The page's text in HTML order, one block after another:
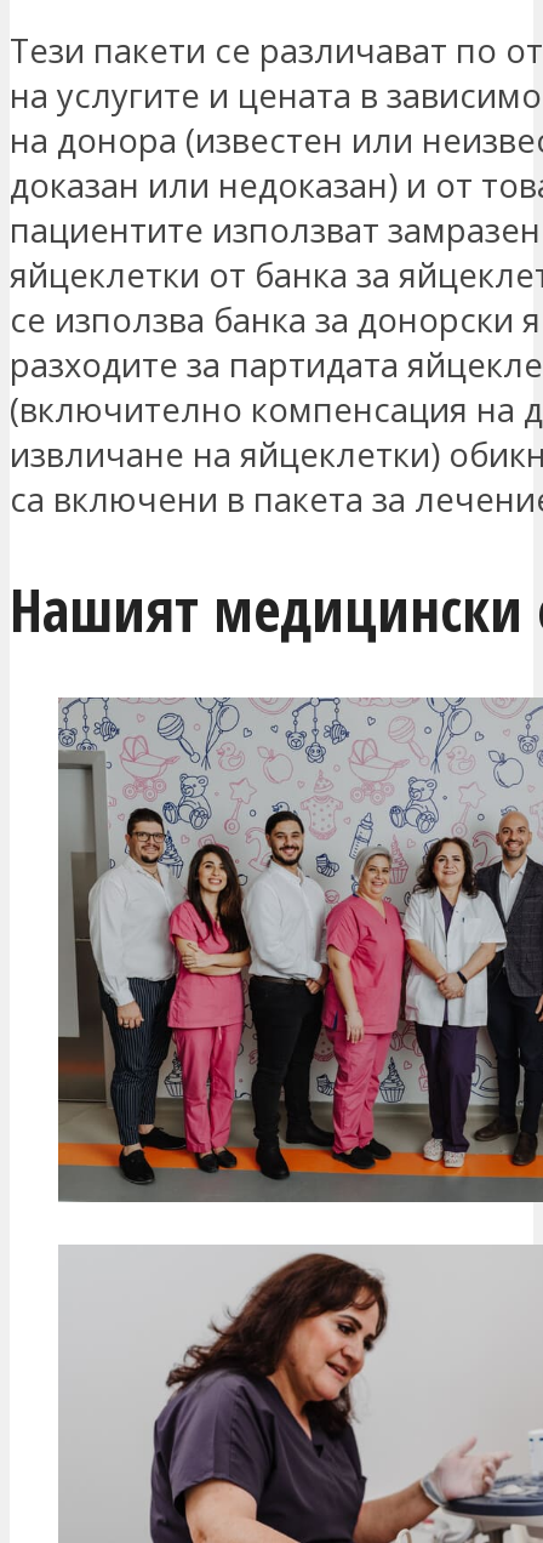
Тези пакети се различават по
на услугите и цената в
на донора (известен или
доказан или недоказан) и от
пациентите използват
яйцеклетки от банка за
се използва банка за донорски
разходите за партидата
(включително компенсация на
извличане на яйцеклетки)
са включени в пакета за
Нашият медицински